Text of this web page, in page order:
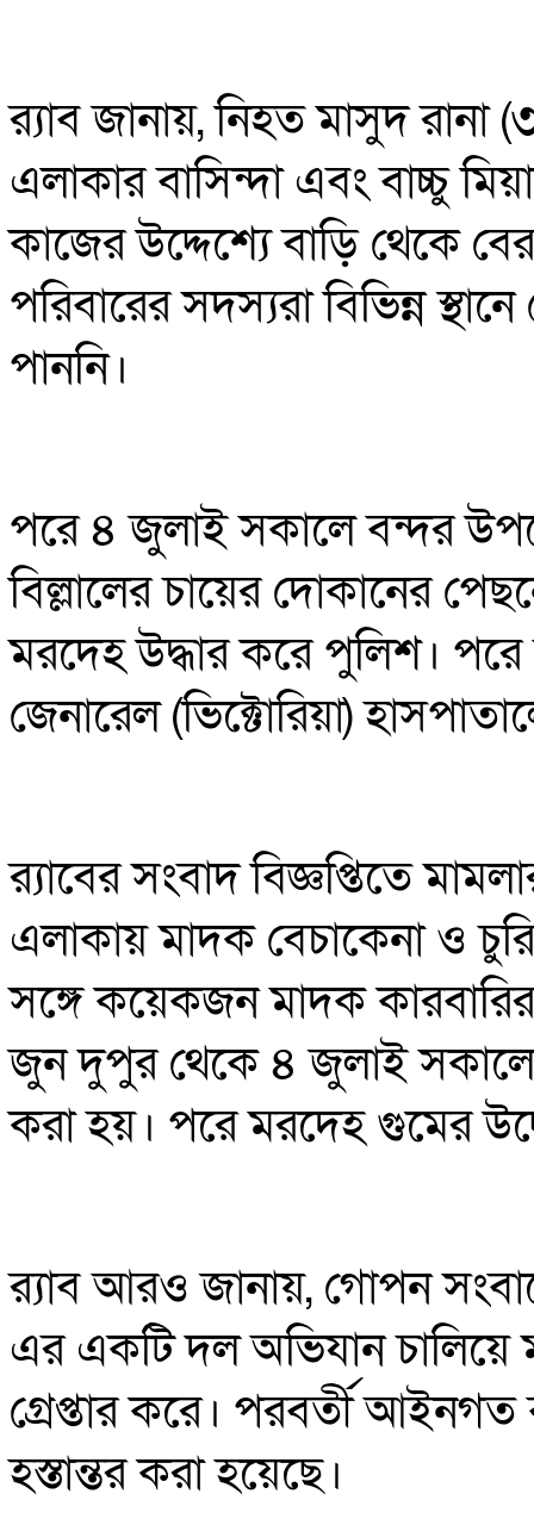
র‍্যাব জানায়, নিহত মাসুদ
এলাকার বাসিন্দা এবং বাচ্চু
কাজের উদ্দেশ্যে বাড়ি থেকে
পরিবারের সদস্যরা বিভিন্ন
পাননি।
পরে ৪ জুলাই সকালে বন্দর
বিল্লালের চায়ের দোকানের
মরদেহ উদ্ধার করে পুলিশ।
জেনারেল (ভিক্টোরিয়া)
র‍্যাবের সংবাদ বিজ্ঞপ্তিতে
এলাকায় মাদক বেচাকেনা ও
সঙ্গে কয়েকজন মাদক
জুন দুপুর থেকে ৪ জুলাই
করা হয়। পরে মরদেহ গুমের
র‍্যাব আরও জানায়, গোপন
এর একটি দল অভিযান
গ্রেপ্তার করে। পরবর্তী আইনগত
হস্তান্তর করা হয়েছে।